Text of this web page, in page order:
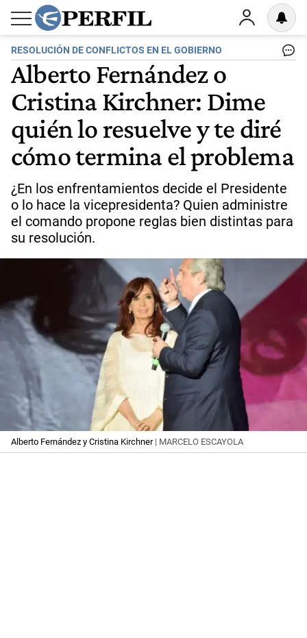
RESOLUCIÓN DE CONFLICTOS EN EL GOBIERNO
Alberto Fernández o
Cristina Kirchner: Dime
quién lo resuelve y te diré
cómo termina el problema
¿En los enfrentamientos decide el Presidente
o lo hace la vicepresidenta? Quien administre
el comando propone reglas bien distintas para
su resolución.
Alberto Fernández y Cristina Kirchner| MARCELO ESCAYOLA